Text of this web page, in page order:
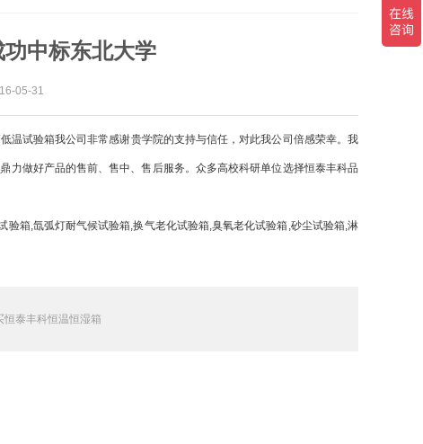
中标东北大学
05-31
温试验箱我公司非常感谢贵学院的支持与信任，对此我公司倍感荣幸。我
力做好产品的售前、售中、售后服务。众多高校科研单位选择恒泰丰科品
箱,氙弧灯耐气候试验箱,换气老化试验箱,臭氧老化试验箱,砂尘试验箱,淋
恒泰丰科恒温恒湿箱